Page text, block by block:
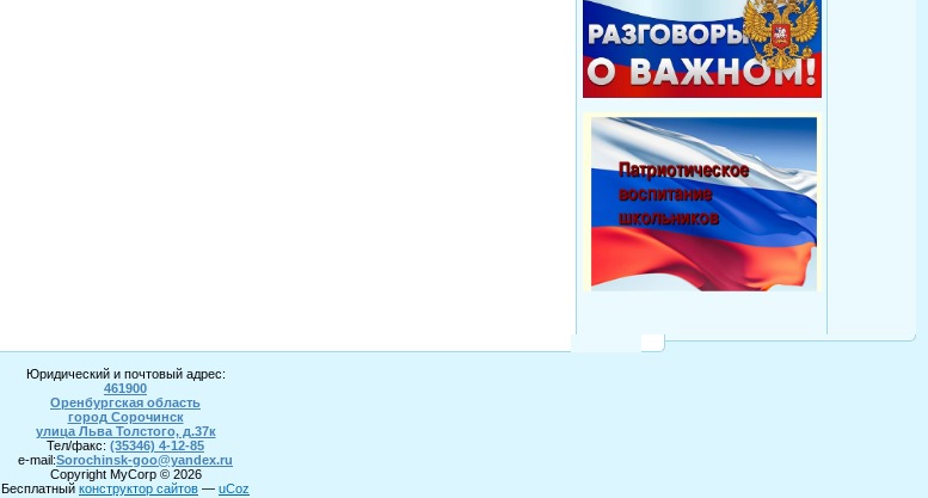
Юридический и почтовый адрес:
461900
Оренбургская область
город Сорочинск
улица Льва Толстого, д.37к
Тел/факс: (35346) 4-12-85
e-mail:Sorochinsk-goo@yandex.ru
Copyright MyCorp © 2026
Бесплатный конструктор сайтов — uCoz